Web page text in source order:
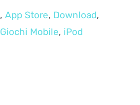
,App Store, Download,
Giochi Mobile, iPod